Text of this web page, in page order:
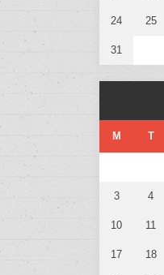
24 25
31
M T
3 4
10 11
17 18